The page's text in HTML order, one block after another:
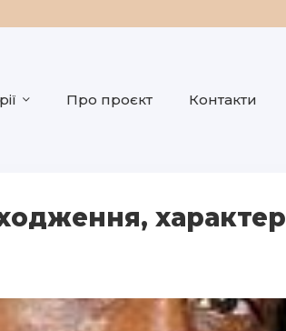
Про проєкт Контакти
характер